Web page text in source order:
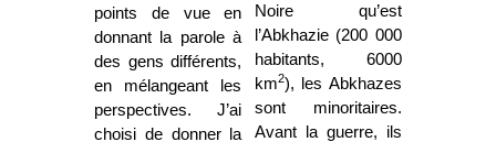
points de vue en
donnant la parole à
des gens différents,
en mélangeant les
perspectives. J’ai
choisi de donner la
Noire qu’est
l’Abkhazie (200 000
habitants, 6000
km2), les Abkhazes
sont minoritaires.
Avant la guerre, ils